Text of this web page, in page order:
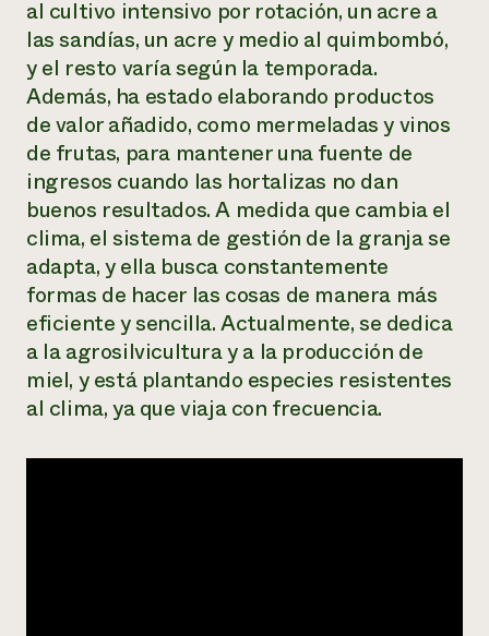
al cultivo intensivo por rotación, un acre a
las sandías, un acre y medio al quimbombó,
y el resto varía según la temporada.
Además, ha estado elaborando productos
de valor añadido, como mermeladas y vinos
de frutas, para mantener una fuente de
ingresos cuando las hortalizas no dan
buenos resultados. A medida que cambia el
clima, el sistema de gestión de la granja se
adapta, y ella busca constantemente
formas de hacer las cosas de manera más
eficiente y sencilla. Actualmente, se dedica
a la agrosilvicultura y a la producción de
miel, y está plantando especies resistentes
al clima, ya que viaja con frecuencia.